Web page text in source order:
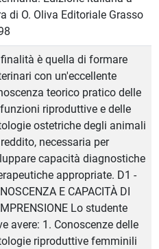
di O. Oliva Editoriale Grasso
è quella di formare
con un'eccellente
teorico pratico delle
riproduttive e delle
ostetriche degli animali
necessaria per
capacità diagnostiche
appropriate. D1 -
E CAPACITÀ DI
Lo studente
avere: 1. Conoscenze delle
riproduttive femminili